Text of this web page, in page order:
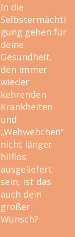
In die
Selbstermächti
gung gehen für
deine
Gesundheit,
den immer
wieder
kehrenden
Krankheiten
und
„Wehwehchen“
nicht länger
hilflos
ausgeliefert
sein, ist das
auch dein
großer
Wunsch?